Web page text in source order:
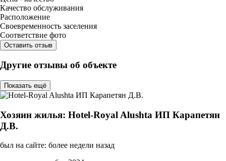
Качество обслуживания
Расположение
Своевременность заселения
Соответствие фото
Оставить отзыв
Другие отзывы об объекте
Показать ещё
Хозяин жилья: Hotel-Royal Alushta ИП Карапетян
Д.В.
был на сайте: более недели назад